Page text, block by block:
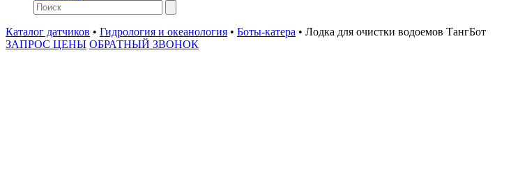
Каталог датчиков • Гидрология и океанология • Боты-катера • Лодка для очистки водоемов ТангБот
ЗАПРОС ЦЕНЫ ОБРАТНЫЙ ЗВОНОК